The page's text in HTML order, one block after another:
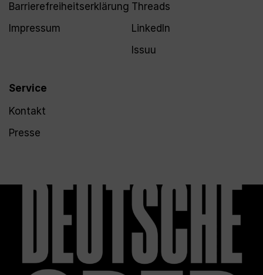
Barrierefreiheitserklärung
Impressum
Service
Kontakt
Presse
Threads
LinkedIn
Issuu